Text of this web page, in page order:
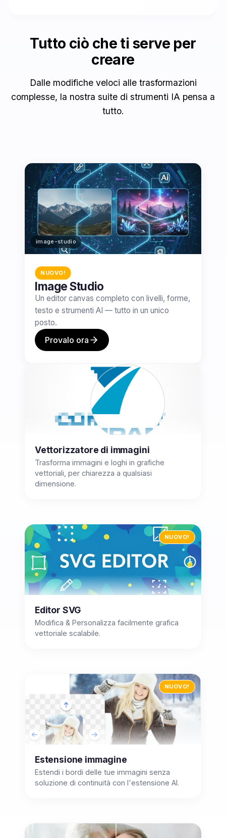
Tutto ciò che ti serve per
creare
Dalle modifiche veloci alle trasformazioni
complesse, la nostra suite di strumenti IA pensa a
tutto.
image-studio
NUOVO!
Image Studio
Un editor canvas completo con livelli, forme,
testo e strumenti AI — tutto in un unico
posto.
Provalo ora
Vettorizzatore di immagini
Trasforma immagini e loghi in grafiche
vettoriali, per chiarezza a qualsiasi
dimensione.
NUOVO!
Editor SVG
Modifica & Personalizza facilmente grafica
vettoriale scalabile.
NUOVO!
Estensione immagine
Estendi i bordi delle tue immagini senza
soluzione di continuità con l'estensione AI.